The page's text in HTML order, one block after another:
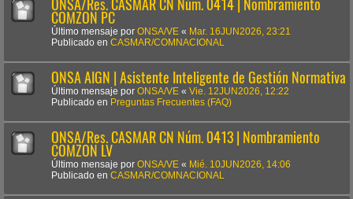
ONSA/Res. CASMAR CN Núm. 0414 | Nombramiento
COMZON PC
Último mensaje por ONSA/VE « Mar. 16JUN2026, 23:21
Publicado en CASMAR/COMNACIONAL
ONSA AIGN | Asistente Inteligente de Gestión Normativa
Último mensaje por ONSA/VE « Vie. 12JUN2026, 12:22
Publicado en Preguntas Frecuentes (FAQ)
ONSA/Res. CASMAR CN Núm. 0413 | Nombramiento
COMZON LV
Último mensaje por ONSA/VE « Mié. 10JUN2026, 14:06
Publicado en CASMAR/COMNACIONAL